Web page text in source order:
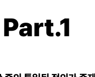
Part.1